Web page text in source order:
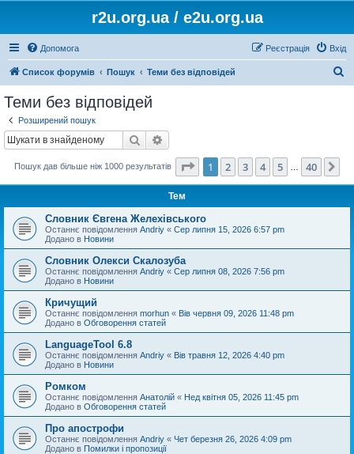
r2u.org.ua / e2u.org.ua
Допомога Вхід
Реєстрація
Список форумів Пошук Теми без відповідей
Теми без відповідей
Розширений пошук
Пошук
Пошук дав більше ніж 1000 результатів Сторінка 1 40
1 2 3 4 5 40
Тем
Словник Євгена Желехівського
Останнє повідомлення Andriy « Сер липня 15, 2026 6:57 pm
Додано в Новини
Словник Олекси Скалозуба
Останнє повідомлення Andriy « Сер липня 08, 2026 7:56 pm
Додано в Новини
Кричущий
Останнє повідомлення morhun « Вів червня 09, 2026 11:48 pm
Додано в Обговорення статей
LanguageTool 6.8
Останнє повідомлення Andriy « Вів травня 12, 2026 4:40 pm
Додано в Новини
Ромком
Останнє повідомлення Анатолій « Нед квітня 05, 2026 11:45 pm
Додано в Обговорення статей
Про апострофи
Останнє повідомлення Andriy « Чет березня 26, 2026 4:09 pm
Додано в Помилки і пропозиції